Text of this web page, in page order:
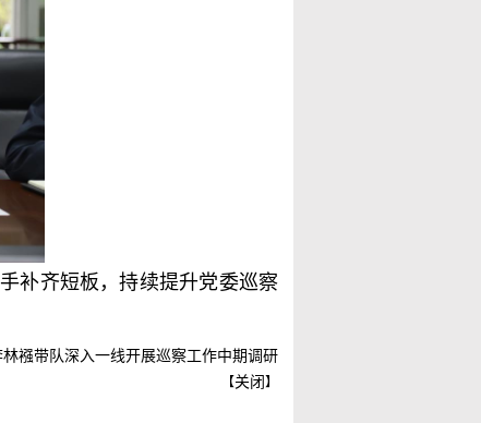
补齐短板，持续提升党委巡察
林襁带队深入一线开展巡察工作中期调研
【关闭】